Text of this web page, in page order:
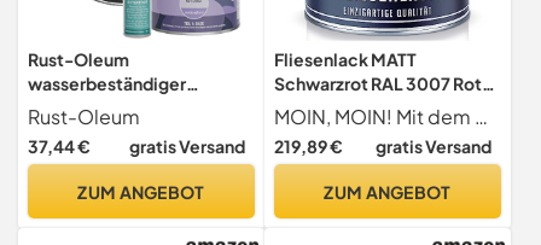
Rust-Oleum
wasserbeständiger
Fliesenlack für das
Badezimmer in
seidenglänzendem Finish -
Rust-Oleum
37,44 € gratis Versand
ZUM ANGEBOT
Fliesenlack MATT
Schwarzrot RAL 3007 Rot
Fliesenfarbe im SET //
Hamburger Lack-Profi (10
L)
MOIN, MOIN! Mit dem Hamburger Fliesenlack verpassen Sie Ihren Fliesen einen professionellen und modernen Anstrich.
219,89 € gratis Versand
ZUM ANGEBOT